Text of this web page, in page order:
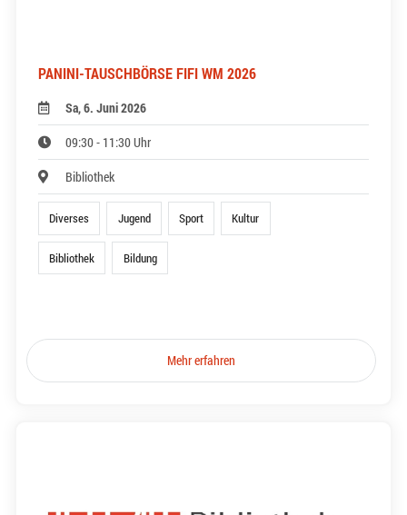
PANINI-TAUSCHBÖRSE FIFI WM 2026
Sa, 6. Juni 2026
09:30 - 11:30 Uhr
Bibliothek
Diverses Jugend Sport Kultur
Bibliothek Bildung
Mehr erfahren